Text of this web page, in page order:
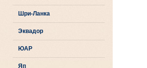
Шри-Ланка
Эквадор
ЮАР
Яп